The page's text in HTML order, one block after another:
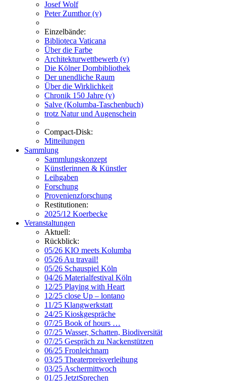
Josef Wolf
Peter Zumthor (v)
Einzelbände:
Biblioteca Vaticana
Über die Farbe
Architekturwettbewerb (v)
Die Kölner Dombibliothek
Der unendliche Raum
Über die Wirklichkeit
Chronik 150 Jahre (v)
Salve (Kolumba-Taschenbuch)
trotz Natur und Augenschein
Compact-Disk:
Mitteilungen
Sammlung
Sammlungskonzept
Künstlerinnen & Künstler
Leihgaben
Forschung
Provenienzforschung
Restitutionen:
2025/12 Koerbecke
Veranstaltungen
Aktuell:
Rückblick:
05/26 KIO meets Kolumba
05/26 Au travail!
05/26 Schauspiel Köln
04/26 Materialfestival Köln
12/25 Playing with Heart
12/25 close Up – lontano
11/25 Klangwerkstatt
24/25 Kioskgespräche
07/25 Book of hours …
07/25 Wasser, Schatten, Biodiversität
07/25 Gespräch zu Nackenstützen
06/25 Fronleichnam
03/25 Theaterpreisverleihung
03/25 Aschermittwoch
01/25 JetztSprechen